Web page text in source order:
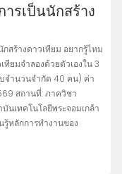
ารเป็นนักสร้าง
สร้างดาวเทียม อยากรู้ไหม
ทียมจำลองด้วยตัวเองใน 3
จำนวนจำกัด 40 คน) ค่า
สถานที่: ภาควิชา
เทคโนโลยีพระจอมเกล้า
รู้หลักการทำงานของ
งมือออกแบบและสร้าง
ลย ฝึกเขียนโปรแกรม